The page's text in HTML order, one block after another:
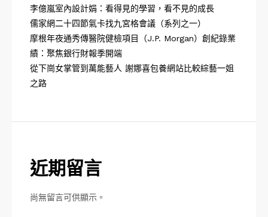
李億嵐室內設計娟：看得見的學習，看不見的成長
儒家網二十四節氣卡找九宮格會議（系列之一）
摩根年夜通秀傳醫院健檢項目（J.P. Morgan）創紀錄業
績：聚焦銀行財報季開端
從下崗女掌管到萬能藝人 謝娜喜包養網站比較綜藝一姐
之路
近期留言
尚無留言可供顯示。